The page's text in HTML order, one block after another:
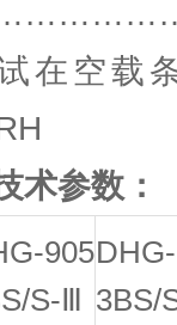
在空载
术参数：
905
S-Ⅲ 3BS/